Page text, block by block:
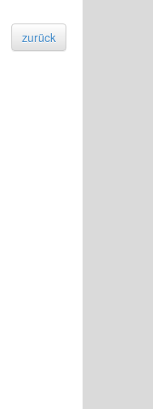
zurück